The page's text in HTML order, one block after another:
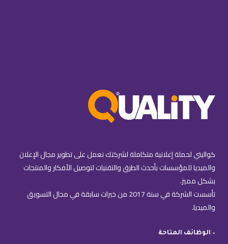
كواليتي لحملة إعلانية متكاملة لشركتك نعمل على تطوير مجال الإعلان
والميديا للمؤسسات بأحدث الطرق والتقنيات لتوصيل الأفكار والمنتجات
بشكل مميز.
تأسست الشركة في سنة 2017 من خبرات سابقة في مجال التسويق
والميديا.
– الوظائف المتاحة